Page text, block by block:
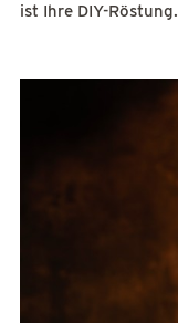
ist Ihre DIY-Röstung.